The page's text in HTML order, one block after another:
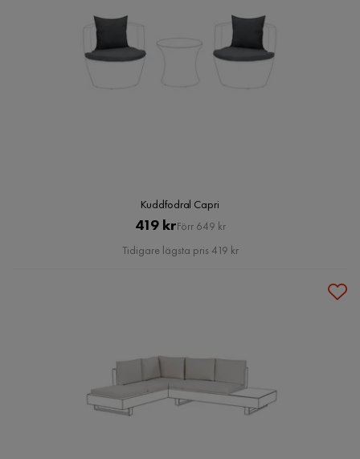
Kuddfodral Capri
Pris
419 krOriginal
Pris
Förr 649 kr
Tidigare lägsta pris 419 kr